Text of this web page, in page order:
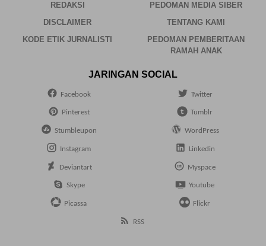
REDAKSI
PEDOMAN MEDIA SIBER
DISCLAIMER
TENTANG KAMI
KODE ETIK JURNALISTI
PEDOMAN PEMBERITAAN
RAMAH ANAK
JARINGAN SOCIAL
Facebook Twitter
Pinterest Tumblr
Stumbleupon WordPress
Instagram Linkedin
Deviantart Myspace
Skype Youtube
Picassa Flickr
RSS